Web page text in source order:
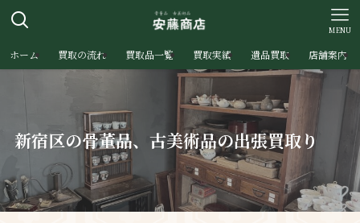
MENU
ホーム 買取の流れ 買取品一覧 買取実績 遺品買取 店舗案内
新宿区の骨董品、古美術品の出張買取り